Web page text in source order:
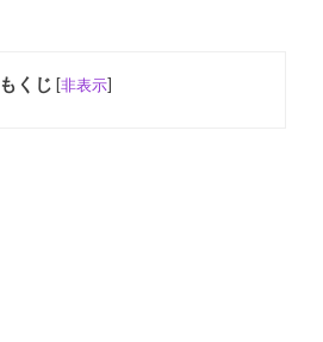
もくじ [非表示]